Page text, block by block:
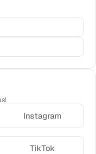
Instagram
TikTok